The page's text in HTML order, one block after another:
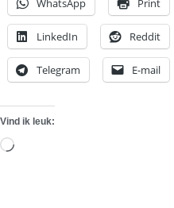
WhatsApp Print
LinkedIn Reddit
Telegram E-mail
Vind ik leuk:
Aan